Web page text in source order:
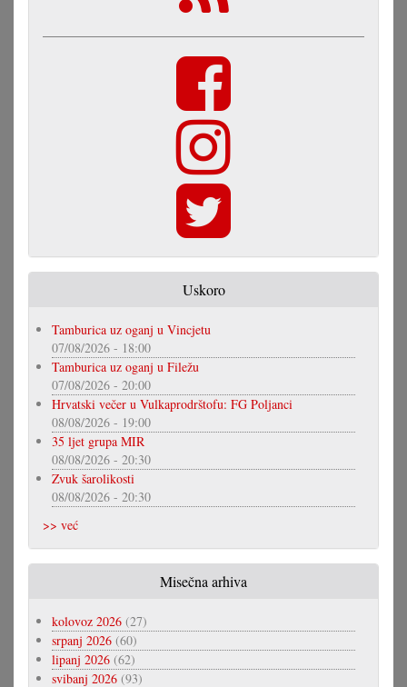
Uskoro
Tamburica uz oganj u Vincjetu
07/08/2026 - 18:00
Tamburica uz oganj u Filežu
07/08/2026 - 20:00
Hrvatski večer u Vulkaprodrštofu: FG Poljanci
08/08/2026 - 19:00
35 ljet grupa MIR
08/08/2026 - 20:30
Zvuk šarolikosti
08/08/2026 - 20:30
>> već
Misečna arhiva
kolovoz 2026 (27)
srpanj 2026 (60)
lipanj 2026 (62)
svibanj 2026 (93)